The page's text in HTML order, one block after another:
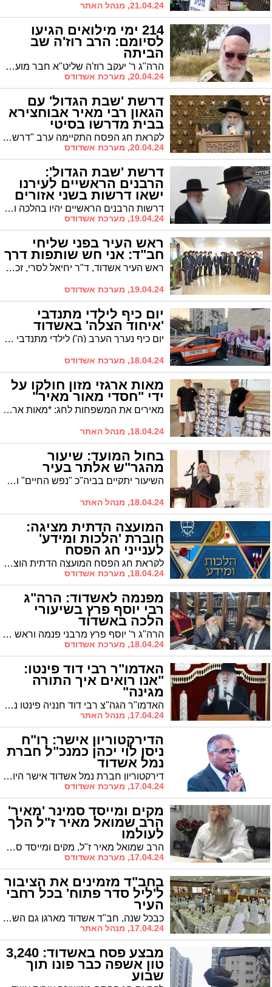
21.04.24, מנהל האתר
214 ימי מילואים הגיעו
לסיומם: הרב רוז'ה שב
הביתה
הרה"ג ר' יעקב רוז'ה שליט"א חבר מועצת הרבנות הראשית לישראל ויו"ר ועד רבני זק"א שב לביתו מאז אסון טבח שמחת תורה
20.04.24, מערכת אשדודס
דרשת 'שבת הגדול' עם
הגאון רבי מאיר אבוחצירא
בבית מדרשו בסיטי
לקראת חג הפסח התקיימה ערב "דרשת שבת הגדול" בבית הכנסת "תפארת רפאל" בסיטי, מפי הרה"ג רבי מאיר אבוחצירא שליט"א.
20.04.24, מערכת אשדודס
דרשת 'שבת הגדול':
הרבנים הראשיים לעירנו
ישאו דרשות בשני אזורים
בעיר דרשות הרבנים הראשיים יהיו בהלכה ובאגדה ובבקשה לציבור להזכיר בימים אלו ובחג הפסח את החיילים והחטופים השבויים שיזכו לצאת מחשיכה לאורה במהרה ולשוב לביתם לחיים טובים ולשלום
19.04.24, מערכת אשדודס
ראש העיר בפני שליחי
חב"ד: אני חש שותפות דרך
ראש העיר אשדוד, ד"ר יחיאל לסרי, זכה אמש לארח בלשכתו את עשרים רבני חב"ד בעיר, שלוחי הרבי מלובביץ' המנהיגים קהילות ומקיימים פעילות נרחבת עם רבבות מתושבי אשדוד
19.04.24, מערכת אשדודס
יום כיף לילדי מתנדבי
'איחוד הצלה' באשדוד
יום כיף נערך הערב (ה') לילדי מתנדבי איחוד הצלה באשדוד. הערב התקיים ברחבת ביה"ס 'דביר' באשדוד
18.04.24, מערכת אשדודס
מאות ארגזי מזון חולקו על
ידי "חסדי מאור מאיר"
מאירים את המשפחות לחג: *מאות ארגזי מזון חולקו ע"י ארגון החסד ״חסדי מאור מאיר" במבצע "קמחא דפסחא"
18.04.24, מנהל האתר
בחול המועד: שיעור
מהגר"ש אלתר בעיר
השיעור יתקיים בביה"כ "נפש החיים" ובמסגרת "מעגלים". והיכן ידרוש אחיו, הגרד"ח? * חול המועד של תורה
18.04.24, מנהל האתר
המועצה הדתית מציגה:
חוברת 'הלכות ומידע'
לענייני חג הפסח
לקראת חג הפסח המועצה הדתית הוציאה חוברת "הלכות ומידע" לציבור הרחב לכל עניני החג ועוד
18.04.24, מערכת אשדודס
מפנמה לאשדוד: הרה"ג
רבי יוסף פרץ בשיעורי
הלכה באשדוד
הרה"ג ר' יוסף פרץ מרבני פנמה וראש מכון "פי ישרים" ביקר בעירנו ומסר שיעורי תורה ושיחות חיזוק לקראת פסח # בדבריו הזהיר לעשות הסיבה בליל הסדר כהלכה
18.04.24, מערכת אשדודס
האדמו"ר רבי דוד פינטו:
"אנו רואים איך התורה
מגינה"
האדמו"ר הגה"צ רבי דוד חנניה פינטו נשיא ממלכת התורה "אורות חיים ומשה" בדברים חוצבים לתלמידי ישבות בין הזמנים: הניסים הגדולים שאנו רואים זה בזכות התורה
17.04.24, מנהל האתר
הדירקטוריון אישר: רו"ח
ניסן לוי יכהן כמנכ"ל חברת
נמל אשדוד
דירקטוריון חברת נמל אשדוד אישר היום (17.4) את מינויו של רו"ח ניסן לוי לתפקיד מנכ"ל חברת נמל אשדוד
17.04.24, מערכת אשדודס
מקים ומייסד סמינר 'מאיר'
הרב שמואל מאיר ז"ל הלך
לעולמו
הרב שמואל מאיר ז"ל, מקים ומייסד סמינר מאיר בבני ברק בו התחנכו בנות רבות מאשדוד, הלך לעולמו. בן 78 היה בפטירתו
17.04.24, מערכת אשדודס
בחב"ד מזמינים את הציבור
ל'ליל סדר פתוח' בכל רחבי
העיר
כבכל שנה, חב"ד אשדוד מארגן גם השנה 'ליל סדר פתוח' לקהל הרחב ומזמין את התושבים לבוא ולהשתתף באירוע הכי משפחתי בשנה? כל שצריך לעשות זה לבחור ולהירשם לאחד מעשרת האירועים הפתוחים שמתקיימים ברחבי העיר
17.04.24, מנהל האתר
מבצע פסח באשדוד: 3,240
טון אשפה כבר פונו תוך
שבוע